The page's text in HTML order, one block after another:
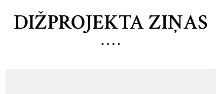
DIŽPROJEKTA ZIŅAS